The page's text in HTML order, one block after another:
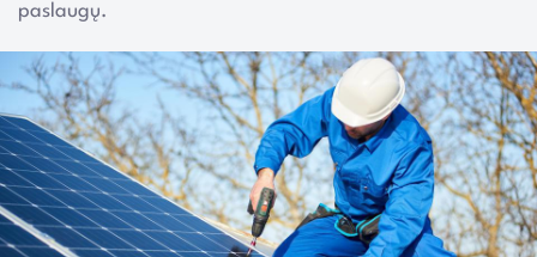
paslaugų.